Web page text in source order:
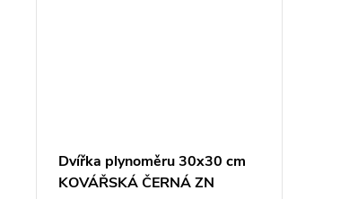
Dvířka plynoměru 30x30 cm
KOVÁŘSKÁ ČERNÁ ZN